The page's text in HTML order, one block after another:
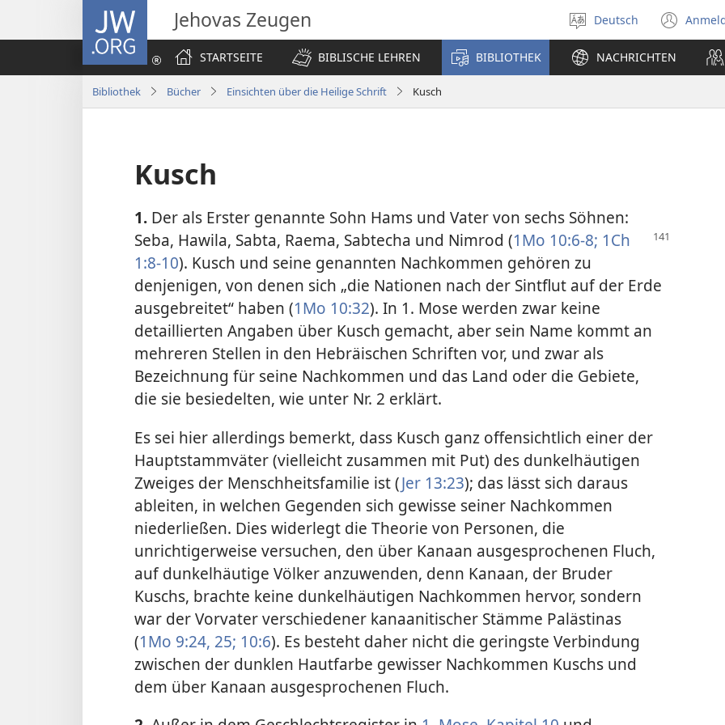
JW.ORG Jehovas Zeugen
Sprache
auswählen
Deutsch
STARTSEITE
BIBLISCHE LEHREN BIBLIOTHEK NACHRICHTEN
Bibliothek Bücher Einsichten über die Heilige Schrift Kusch
Kusch
1. Der als Erster genannte Sohn Hams und Vater von sechs Söhnen:
Seba, Hawila, Sabta, Raema, Sabtecha und Nimrod (1Mo 10:6-8; 1Ch
1:8-10). Kusch und seine genannten Nachkommen gehören zu
denjenigen, von denen sich „die Nationen nach der Sintflut auf der Erde
ausgebreitet“ haben (1Mo 10:32). In 1. Mose werden zwar keine
detaillierten Angaben über Kusch gemacht, aber sein Name kommt an
mehreren Stellen in den Hebräischen Schriften vor, und zwar als
Bezeichnung für seine Nachkommen und das Land oder die Gebiete,
die sie besiedelten, wie unter Nr. 2 erklärt.
Es sei hier allerdings bemerkt, dass Kusch ganz offensichtlich einer der
Hauptstammväter (vielleicht zusammen mit Put) des dunkelhäutigen
Zweiges der Menschheitsfamilie ist (Jer 13:23); das lässt sich daraus
ableiten, in welchen Gegenden sich gewisse seiner Nachkommen
niederließen. Dies widerlegt die Theorie von Personen, die
unrichtigerweise versuchen, den über Kanaan ausgesprochenen Fluch,
auf dunkelhäutige Völker anzuwenden, denn Kanaan, der Bruder
Kuschs, brachte keine dunkelhäutigen Nachkommen hervor, sondern
war der Vorvater verschiedener kanaanitischer Stämme Palästinas
(1Mo 9:24, 25; 10:6). Es besteht daher nicht die geringste Verbindung
zwischen der dunklen Hautfarbe gewisser Nachkommen Kuschs und
dem über Kanaan ausgesprochenen Fluch.